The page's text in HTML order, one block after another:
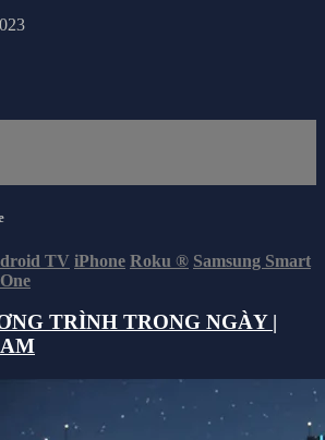
TV iPhone Roku ® Samsung Smart
TRÌNH TRONG NGÀY |